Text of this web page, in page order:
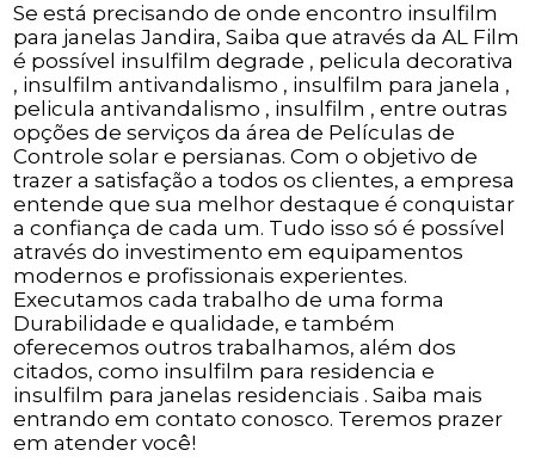
Se está precisando de onde encontro insulfilm
para janelas Jandira, Saiba que através da AL Film
é possível insulfilm degrade , pelicula decorativa
, insulfilm antivandalismo , insulfilm para janela ,
pelicula antivandalismo , insulfilm , entre outras
opções de serviços da área de Películas de
Controle solar e persianas. Com o objetivo de
trazer a satisfação a todos os clientes, a empresa
entende que sua melhor destaque é conquistar
a confiança de cada um. Tudo isso só é possível
através do investimento em equipamentos
modernos e profissionais experientes.
Executamos cada trabalho de uma forma
Durabilidade e qualidade, e também
oferecemos outros trabalhamos, além dos
citados, como insulfilm para residencia e
insulfilm para janelas residenciais . Saiba mais
entrando em contato conosco. Teremos prazer
em atender você!